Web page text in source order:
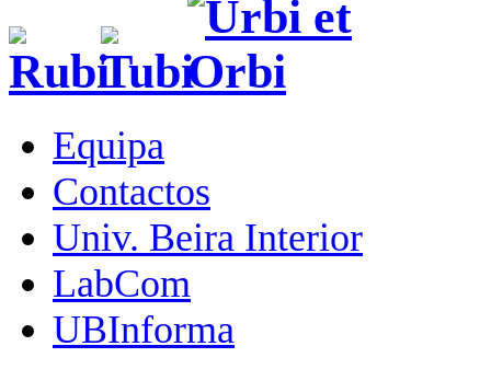
Equipa
Contactos
Univ. Beira Interior
LabCom
UBInforma